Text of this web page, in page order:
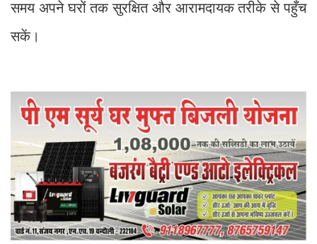
समय अपने घरों तक सुरक्षित और आरामदायक तरीके से पहुँच
सकें।